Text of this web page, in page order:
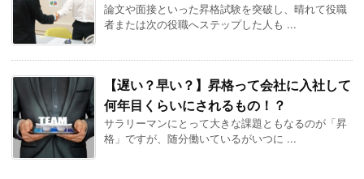
論文や面接といった昇格試験を突破し、晴れて役職
者または次の役職へステップした人も ...
【遅い？早い？】昇格って会社に入社して
何年目くらいにされるもの！？
サラリーマンにとって大きな課題ともなるのが「昇
格」ですが、随分働いているがいつに ...